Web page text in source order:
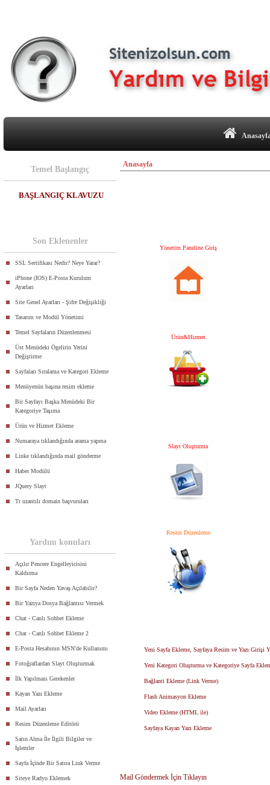
Temel Başlangıç
BAŞLANGIÇ KLAVUZU
Son Eklenenler
SSL Sertifikası Nedir? Neye Yarar?
iPhone (IOS) E-Posta Kurulum
Ayarları
Site Genel Ayarları - Şifre Değişikliği
Tasarım ve Modül Yönetimi
Temel Sayfaların Düzenlenmesi
Üst Menüdeki Ögelirin Yerini
Değiştirme
Sayfaları Sıralama ve Kategori Ekleme
Menüyenün başına resim ekleme
Bir Sayfayı Başka Menüdeki Bir
Kategoriye Taşıma
Ürün ve Hizmet Ekleme
Numaraya tıklandığında arama yapma
Linke tıklandığında mail gönderme
Haber Modülü
JQuery Slayt
Tr uzantılı domain başvuruları
Yardım konuları
Açılır Pencere Engelleyicisini
Kaldırma
Bir Sayfa Neden Yavaş Açılabilir?
Bir Yazıya Dosya Bağlantısı Vermek
Chat - Canlı Sohbet Ekleme
Chat - Canlı Sohbet Ekleme 2
E-Posta Hesabının MSN'de Kullanımı
Fotoğraflardan Slayt Oluşturmak
İlk Yapılması Gerekenler
Kayan Yazı Ekleme
Mail Ayarları
Resim Düzenleme Editörü
Satın Alma İle İlgili Bilgiler ve
İşlemler
Sayfa İçinde Bir Satıra Link Verme
Siteye Radyo Eklemek
Anasayfa
Yönetim Paneline Giriş
Ürün&Hizmet
Slayt Oluşturma
Resim Düzenleme
Yeni Sayfa Ekleme, Sayfaya Resim ve Yazı Girişi
Yeni Kategori Oluşturma ve Kategoriye Sayfa
Bağlanti Ekleme (Link Verme)
Flash Animasyon Ekleme
Video Ekleme (HTML ile)
Sayfaya Kayan Yazı Ekleme
Mail Göndermek İçin Tıklayın